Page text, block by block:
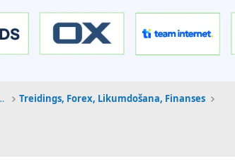
Finanses Treidings, Forex, Likumdošana, Finanses